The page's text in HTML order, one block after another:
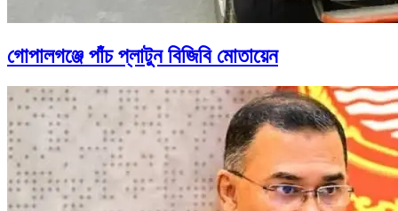
গোপালগঞ্জে পাঁচ প্লাটুন বিজিবি মোতায়েন